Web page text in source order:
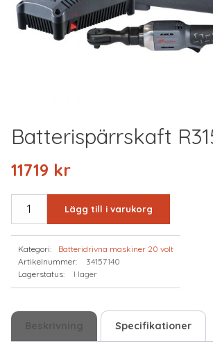
Batterispärrskaft
11719 kr
K1
mängd
Lägg till i varukorg
Kategori:
Batteridrivna maskiner 20 volt
Artikelnummer:
34157140
Lagerstatus:
I lager
Specifikationer